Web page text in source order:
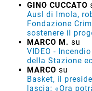
GINO CUCCATO
Ausl di Imola,
Fondazione
sostenere il
MARCO M. su
VIDEO -
della Stazione
MARCO su
Basket, il
lascia: «Ora